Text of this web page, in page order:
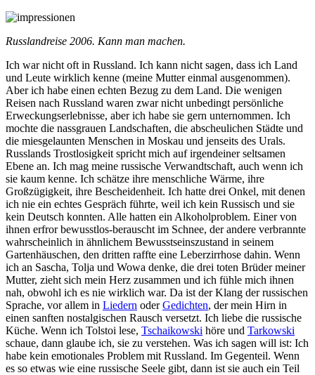
Russlandreise 2006. Kann man machen.
Ich war nicht oft in Russland. Ich kann nicht sagen, dass ich Land
und Leute wirklich kenne (meine Mutter einmal ausgenommen).
Aber ich habe einen echten Bezug zu dem Land. Die wenigen
Reisen nach Russland waren zwar nicht unbedingt persönliche
Erweckungserlebnisse, aber ich habe sie gern unternommen. Ich
mochte die nassgrauen Landschaften, die abscheulichen Städte und
die miesgelaunten Menschen in Moskau und jenseits des Urals.
Russlands Trostlosigkeit spricht mich auf irgendeiner seltsamen
Ebene an. Ich mag meine russische Verwandtschaft, auch wenn ich
sie kaum kenne. Ich schätze ihre menschliche Wärme, ihre
Großzügigkeit, ihre Bescheidenheit. Ich hatte drei Onkel, mit denen
ich nie ein echtes Gespräch führte, weil ich kein Russisch und sie
kein Deutsch konnten. Alle hatten ein Alkoholproblem. Einer von
ihnen erfror bewusstlos-berauscht im Schnee, der andere verbrannte
wahrscheinlich in ähnlichem Bewusstseinszustand in seinem
Gartenhäuschen, den dritten raffte eine Leberzirrhose dahin. Wenn
ich an Sascha, Tolja und Wowa denke, die drei toten Brüder meiner
Mutter, zieht sich mein Herz zusammen und ich fühle mich ihnen
nah, obwohl ich es nie wirklich war. Da ist der Klang der russischen
Sprache, vor allem in Liedern oderGedichten, der mein Hirn in
einen sanften nostalgischen Rausch versetzt. Ich liebe die russische
Küche. Wenn ich Tolstoi lese, Tschaikowski höre und Tarkowski
schaue, dann glaube ich, sie zu verstehen. Was ich sagen will ist: Ich
habe kein emotionales Problem mit Russland. Im Gegenteil. Wenn
es so etwas wie eine russische Seele gibt, dann ist sie auch ein Teil